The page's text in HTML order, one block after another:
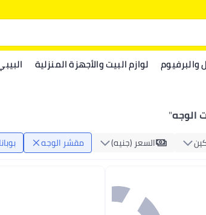
والبرفيوم لوازم البيت والأجهزة المنزلية
الوجه"
السعر (جنيه) مقشر الوجه بوبانا